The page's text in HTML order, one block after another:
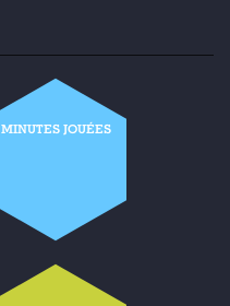
MINUTES JOUÉES